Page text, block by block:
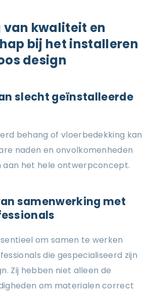
van kwaliteit en
bij het installeren
design
slecht geïnstalleerde
behang of vloerbedekking kan
naden en onvolkomenheden
aan het hele ontwerpconcept.
samenwerking met
om samen te werken
die gespecialiseerd zijn
Zij hebben niet alleen de
om materialen correct